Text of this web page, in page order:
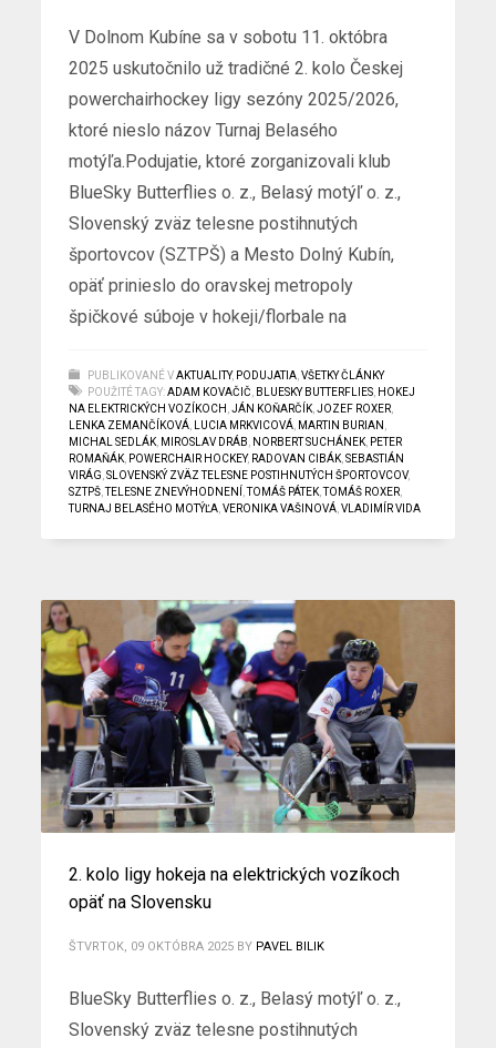
V Dolnom Kubíne sa v sobotu 11. októbra
2025 uskutočnilo už tradičné 2. kolo Českej
powerchairhockey ligy sezóny 2025/2026,
ktoré nieslo názov Turnaj Belasého
motýľa.Podujatie, ktoré zorganizovali klub
BlueSky Butterflies o. z., Belasý motýľ o. z.,
Slovenský zväz telesne postihnutých
športovcov (SZTPŠ) a Mesto Dolný Kubín,
opäť prinieslo do oravskej metropoly
špičkové súboje v hokeji/florbale na
PUBLIKOVANÉ V AKTUALITY, PODUJATIA ,VŠETKY ČLÁNKY
POUŽITÉ TAGY: ADAM KOVAČIČ BLUESKY BUTTERFLIES HOKEJ
NA ELEKTRICKÝCH VOZÍKOCH ,JÁN KOŇARČÍK ,JOZEF ROXER
LENKA ZEMANČÍKOVÁ
LUCIA MRKVICOVÁ MARTIN BURIAN
MICHAL SEDLÁK MIROSLAV DRÁB NORBERT SUCHÁNEK PETER
ROMAŇÁK POWERCHAIR HOCKEY, RADOVAN CIBÁK ,SEBASTIÁN
VIRÁG ,SLOVENSKÝ ZVÄZ TELESNE POSTIHNUTÝCH ŠPORTOVCOV,
SZTPŠ ,TELESNE ZNEVÝHODNENÍ ,TOMÁŠ PÁTEK ,TOMÁŠ ROXER
TURNAJ BELASÉHO MOTÝĽA ,VERONIKA VAŠINOVÁ ,VLADIMÍR VIDA
2. kolo ligy hokeja na elektrických vozíkoch
opäť na Slovensku
ŠTVRTOK, 09 OKTÓBRA 2025 BY PAVEL BILIK
BlueSky Butterflies o. z., Belasý motýľ o. z.,
Slovenský zväz telesne postihnutých